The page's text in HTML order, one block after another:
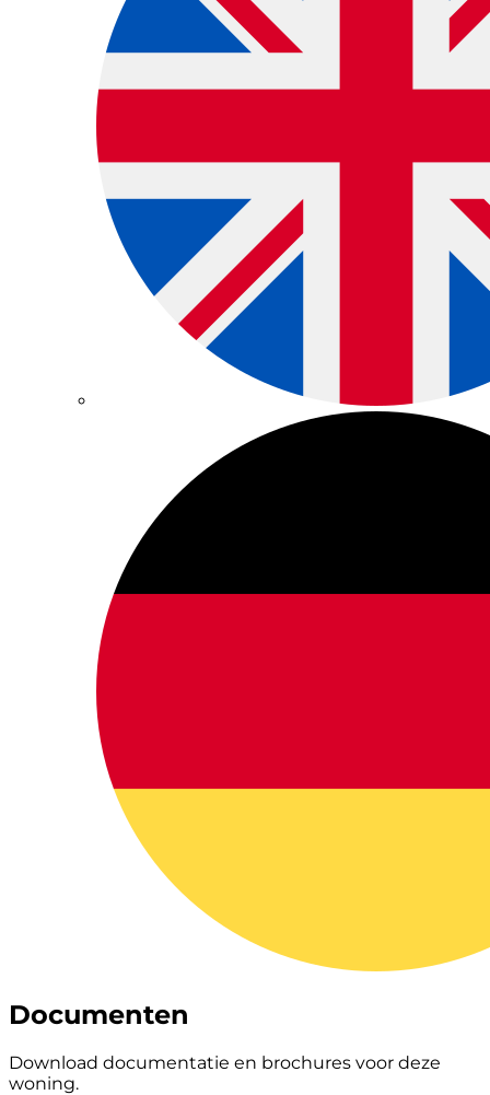
Documenten
Download documentatie en brochures voor deze
woning.